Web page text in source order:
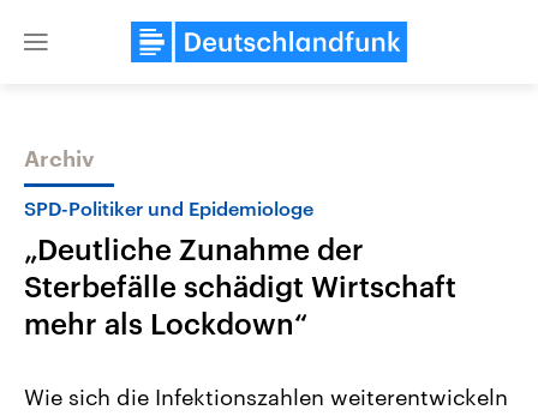
Close
Themen
Archiv
SPD-Politiker und Epidemiologe
„Deutliche Zunahme der
Sterbefälle schädigt Wirtschaft
mehr als Lockdown“
Wie sich die Infektionszahlen weiterentwickeln